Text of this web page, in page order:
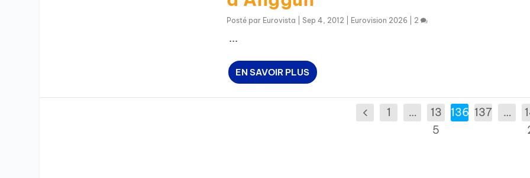
Posté par Eurovista |Sep 4, 2012 Eurovision 2026 2
...
EN SAVOIR PLUS
1 …
13
5
136 137 …